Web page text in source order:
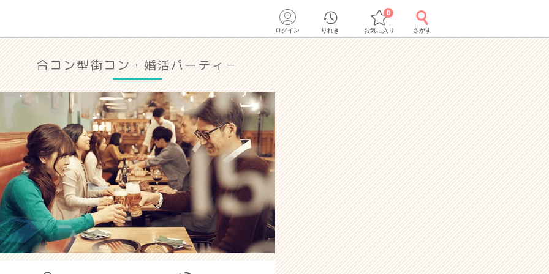
ログイン りれき お気に入り
0
さがす
合コン型街コン・婚活パーティ－